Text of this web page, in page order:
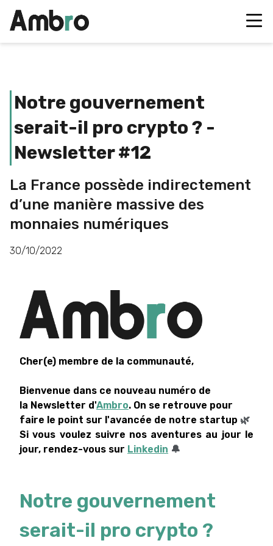
Notre gouvernement
serait-il pro crypto ? -
Newsletter #12
La France possède indirectement
d’une manière massive des
monnaies numériques
30/10/2022
Cher(e) membre de la communauté,
Bienvenue dans ce nouveau numéro de
la Newsletter d'Ambro. On se retrouve pour
faire le point sur l'avancée de notre startup 🌿
Si vous voulez suivre nos aventures au jour le
jour, rendez-vous sur Linkedin 🔔
Notre gouvernement
serait-il pro crypto ?